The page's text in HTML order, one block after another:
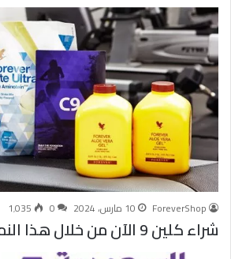
ForeverShop 10 مارس، 2024 0 1٬035
شراء كلين 9 الآن من خلال هذا النموذج